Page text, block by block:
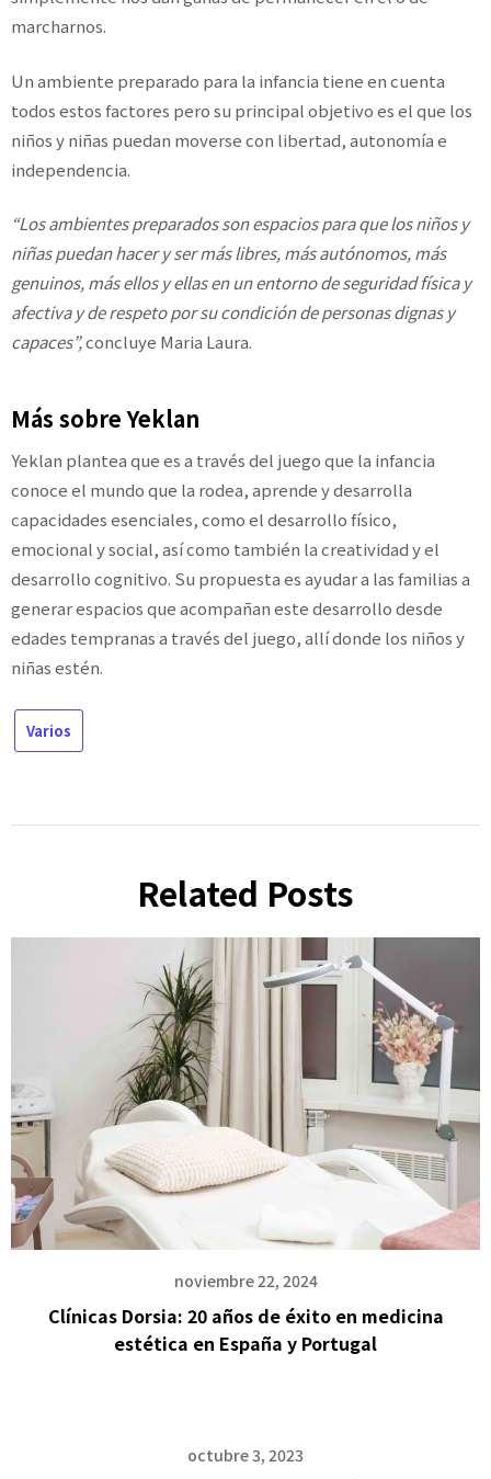
marcharnos.
Un ambiente preparado para la infancia tiene en cuenta
todos estos factores pero su principal objetivo es el que los
niños y niñas puedan moverse con libertad, autonomía e
independencia.
“Los ambientes preparados son espacios para que los niños y
niñas puedan hacer y ser más libres, más autónomos, más
genuinos, más ellos y ellas en un entorno de seguridad física y
afectiva y de respeto por su condición de personas dignas y
capaces”,concluye Maria Laura.
Más sobre Yeklan
Yeklan plantea que es a través del juego que la infancia
conoce el mundo que la rodea, aprende y desarrolla
capacidades esenciales, como el desarrollo físico,
emocional y social, así como también la creatividad y el
desarrollo cognitivo. Su propuesta es ayudar a las familias a
generar espacios que acompañan este desarrollo desde
edades tempranas a través del juego, allí donde los niños y
niñas estén.
Varios
Related Posts
noviembre 22, 2024
Clínicas Dorsia: 20 años de éxito en medicina
estética en España y Portugal
octubre 3, 2023